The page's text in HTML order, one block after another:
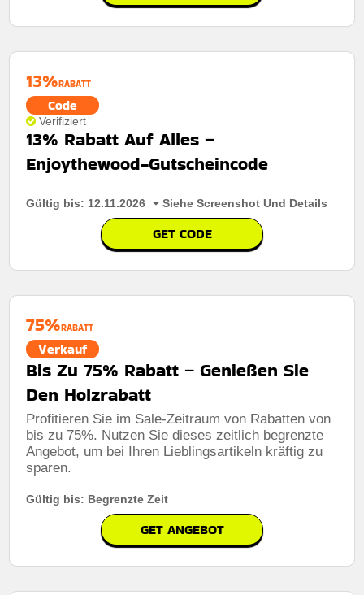
15% rabatt auf weltkarten
Mindestkaufbetrag:Keine mindestausgaben
Art des Angebots:
Kumulierbar:
kombinierbar
Bedingungen:
Die geschäftsbedingungen finden sie
auf der website des händlers
13%RABATT
Code
Verifiziert
13% Rabatt Auf Alles –
Enjoythewood-Gutscheincode
Gültig bis: 12.11.2026 Siehe Screenshot Und Details
GET CODE
Rabatt:
Mindestkaufbetrag:Keine Mindestausgaben
Berechtigung: Für alle kunden
75%RABATT
Verkauf
Bis Zu 75% Rabatt – Genießen Sie
Den Holzrabatt
Profitieren Sie im Sale-Zeitraum von Rabatten von
bis zu 75%. Nutzen Sie dieses zeitlich begrenzte
Angebot, um bei Ihren Lieblingsartikeln kräftig zu
sparen.
Gültig bis: Begrenzte Zeit
GET ANGEBOT